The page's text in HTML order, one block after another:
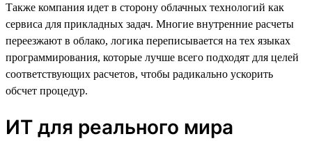
Также компания идет в сторону облачных технологий как
сервиса для прикладных задач. Многие внутренние расчеты
переезжают в облако, логика переписывается на тех языках
программирования, которые лучше всего подходят для целей
соответствующих расчетов, чтобы радикально ускорить
обсчет процедур.
ИТ для реального мира